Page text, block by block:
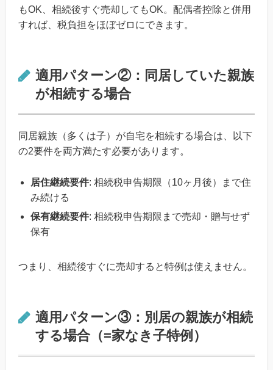
もOK、相続後すぐ売却してもOK。配偶者控除と併用
すれば、税負担をほぼゼロにできます。
適用パターン②：同居していた親族
が相続する場合
同居親族（多くは子）が自宅を相続する場合は、以下
の2要件を両方満たす必要があります。
居住継続要件: 相続税申告期限（10ヶ月後）まで住
み続ける
保有継続要件: 相続税申告期限まで売却・贈与せず
保有
つまり、相続後すぐに売却すると特例は使えません。
適用パターン③：別居の親族が相続
する場合（=家なき子特例）